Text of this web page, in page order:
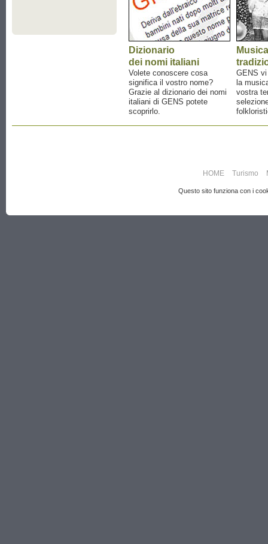
Dizionario
dei nomi italiani
Volete conoscere cosa
significa il vostro nome?
Grazie al dizionario dei nomi
italiani di GENS potete
scoprirlo.
Musica
GENS
la
vostra
HOME Turismo
Questo sito funziona con i